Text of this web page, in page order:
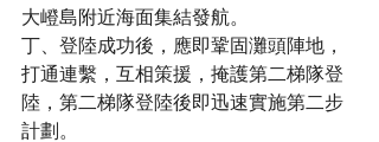
大嶝島附近海面集結發航。
丁、登陸成功後，應即鞏固灘頭陣地，
打通連繫，互相策援，掩護第二梯隊登
陸，第二梯隊登陸後即迅速實施第二步
計劃。